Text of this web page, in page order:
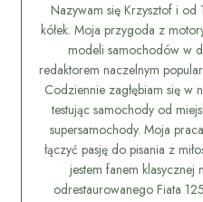
Nazywam się Krzysztof i od
kółek. Moja przygoda z
modeli samochodów w
redaktorem naczelnym
Codziennie zagłębiam się w
testując samochody od
supersamochody. Moja
łączyć pasję do pisania z
jestem fanem klasycznej
odrestaurowanego Fiata